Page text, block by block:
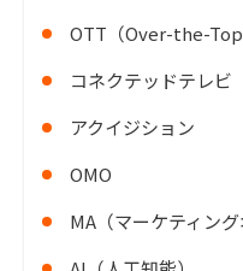
OTT（Over-the-Top
コネクテッドテレビ
アクイジション
OMO
MA（マーケティング